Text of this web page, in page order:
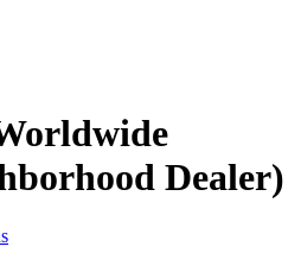
Dealer)